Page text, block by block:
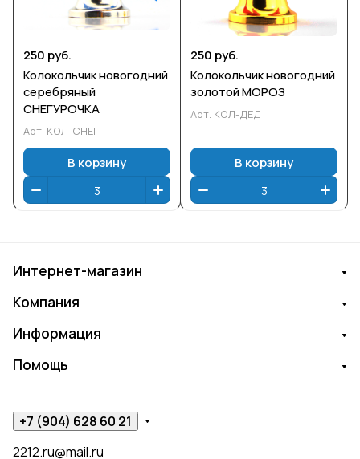
250 руб.
Колокольчик новогодний
серебряный
СНЕГУРОЧКА
Арт. КОЛ-СНЕГ
В корзину
250 руб.
Колокольчик новогодний
золотой МОРОЗ
Арт. КОЛ-ДЕД
В корзину
Интернет-магазин
Компания
Информация
Помощь
+7 (904) 628 60 21
2212.ru@mail.ru